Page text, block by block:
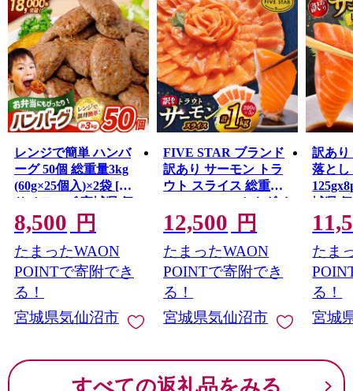
レンジで簡単 ハンバ
ーグ 50個 総重量3kg
(60g×25個入)×2袋 [オ
サベフーズ 宮城県 気
仙沼市 20563951] 大容
量 時短 簡単調理 便利
肉 お肉 弁当 惣菜 おか
ず
8,500 円
たまったWAON
POINTで寄附でき
る！
宮城県気仙沼市
FIVE STAR ブランド
訳あり サーモン トラ
ウト スライス 総重量
1kg 200g×5p [カネダイ
宮城県 気仙沼市
20565178] 魚 魚介類 刺
身 小分け 冷凍 鮭 さけ
海鮮 切り落とし 生食
用 真空パック さけ サ
ケ 食品 生食 サーモン
トラウト 手巻き寿司
12,500 円
たまったWAON
POINTで寄附でき
る！
宮城県気仙沼市
訳あり
落とし
城県
お刺し
生 生
鮭 銀
介
たま
る！
宮城